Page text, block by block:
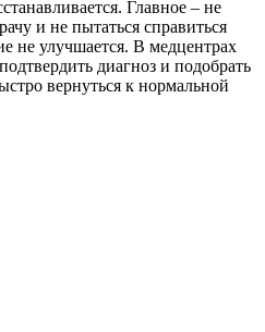
Главное – не
и не пытаться справиться
не улучшается. В медцентрах
диагноз и подобрать
вернуться к нормальной